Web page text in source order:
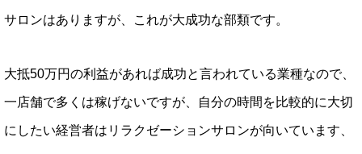
サロンはありますが、これが大成功な部類です。
大抵50万円の利益があれば成功と言われている業種なので、
一店舗で多くは稼げないですが、自分の時間を比較的に大切
にしたい経営者はリラクゼーションサロンが向いています、